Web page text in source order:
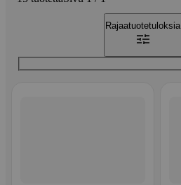
Rajaatuotetuloksia